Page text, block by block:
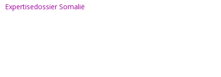
Expertisedossier Somalië